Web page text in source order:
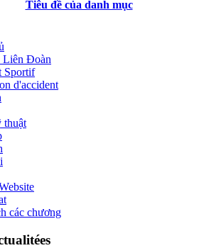
Tiêu đề của danh mục
Liên Đoàn
Sportif
d'accident
thuật
các chương